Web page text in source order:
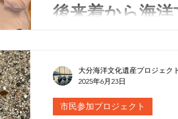
後来着から海
ト・シンポジ
（令和7年9月
湾に沈む戦争遺産へのアプ
海鷹）②ビーチコーミング
適解か？③瓜生島（沖の浜
の3テーマで口演。この他
市民参加プロジェクト
大分海洋文化遺産プロジェク
2025年6月23日